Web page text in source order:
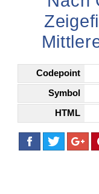
Codepoint
Symbol
HTML